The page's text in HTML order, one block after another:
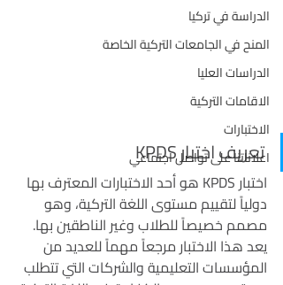
الدراسة في تركيا
المنح في الجامعات التركية الخاصة
الدراسات العليا
الاقامات التركية
الاختبارات
اعلاناتنا على تواصل اجتماعي
تعريف اختبار KPDS
اختبار KPDS هو أحد الاختبارات المعترف بها
دولياً لتقييم مستوى اللغة التركية، وهو
مصمم خصيصاً للطلاب وغير الناطقين بها.
يعد هذا الاختبار مرجعاً مهماً للعديد من
المؤسسات التعليمية والشركات التي تتطلب